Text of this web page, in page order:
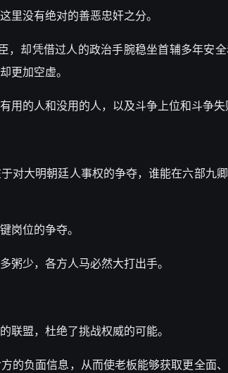
里没有绝对的善恶忠奸之分。
，却凭借过人的政治手腕稳坐首辅多年安
更加空虚。
的人和没用的人，以及斗争上位和斗争失
对大明朝廷人事权的争夺，谁能在六部九卿
岗位的争夺。
粥少，各方人马必然大打出手。
联盟，杜绝了挑战权威的可能。
的负面信息，从而使老板能够获取更全面